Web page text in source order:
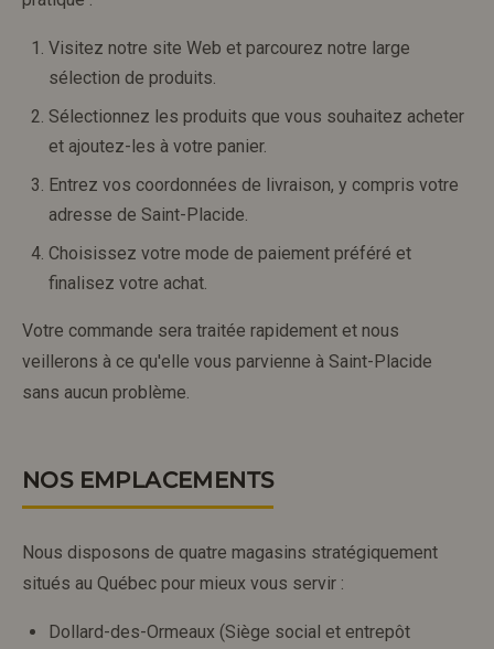
Visitez notre site Web et parcourez notre large
sélection de produits.
Sélectionnez les produits que vous souhaitez acheter
et ajoutez-les à votre panier.
Entrez vos coordonnées de livraison, y compris votre
adresse de Saint-Placide.
Choisissez votre mode de paiement préféré et
finalisez votre achat.
Votre commande sera traitée rapidement et nous
veillerons à ce qu'elle vous parvienne à Saint-Placide
sans aucun problème.
NOS EMPLACEMENTS
Nous disposons de quatre magasins stratégiquement
situés au Québec pour mieux vous servir :
Dollard-des-Ormeaux (Siège social et entrepôt